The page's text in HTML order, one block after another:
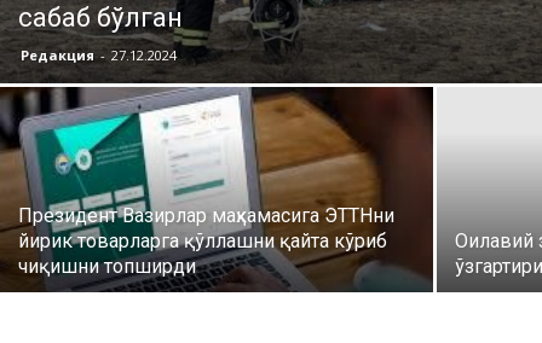
сабаб бўлган
Редакция - 27.12.2024
Президент Вазирлар маҳкамасига ЭТТНни
йирик товарларга қўллашни қайта кўриб
чиқишни топширди
Оилавий